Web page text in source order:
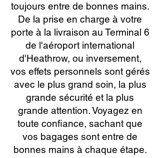
toujours entre de bonnes mains.
De la prise en charge à votre
porte à la livraison au Terminal 6
de l'aéroport international
d'Heathrow, ou inversement,
vos effets personnels sont gérés
avec le plus grand soin, la plus
grande sécurité et la plus
grande attention. Voyagez en
toute confiance, sachant que
vos bagages sont entre de
bonnes mains à chaque étape.